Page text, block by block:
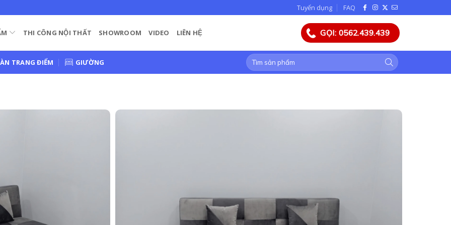
Tuyển dụng FAQ
THI CÔNG NỘI THẤT SHOWROOM VIDEO LIÊN HỆ GỌI: 0562.439.439
TRANG ĐIỂM GIƯỜNG
Tìm
kiếm: